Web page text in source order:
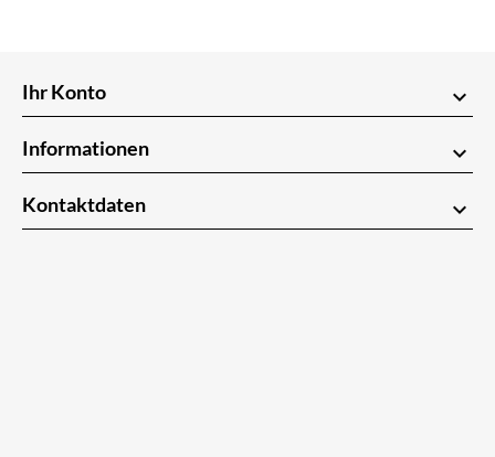
Ihr Konto keyboard_arrow_down
Informationen keyboard_arrow_down
Kontaktdaten keyboard_arrow_down